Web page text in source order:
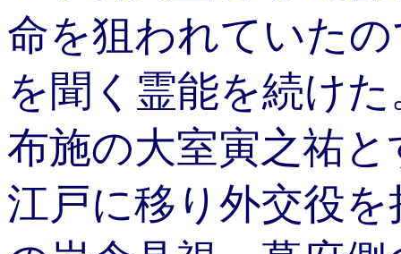
命を狙われていた
を聞く霊能を続け
布施の大室寅之祐
江戸に移り外交役